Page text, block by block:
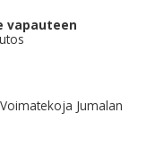
vapauteen
Voimatekoja Jumalan